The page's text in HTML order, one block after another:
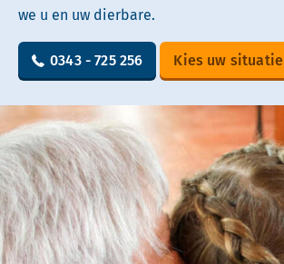
we u en uw dierbare.
0343 - 725 256 Kies uw situatie